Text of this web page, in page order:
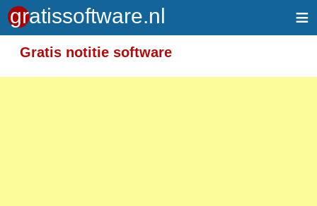
≡
Gratis notitie software